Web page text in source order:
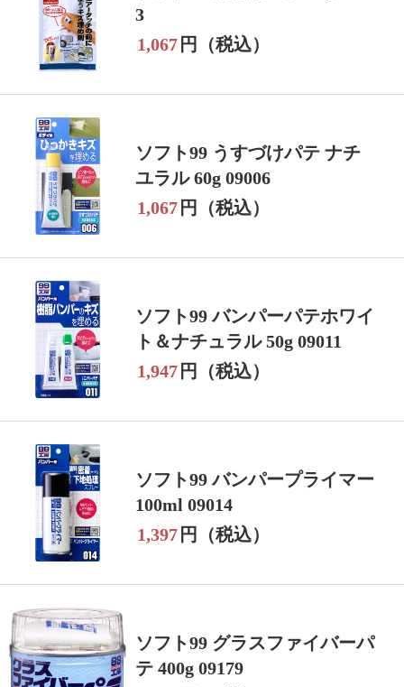
3
1,067 円（税込）
ソフト99 うすづけパテ ナチ
ユラル 60g 09006
1,067 円（税込）
ソフト99 バンパーパテホワイ
ト＆ナチュラル 50g 09011
1,947 円（税込）
ソフト99 バンパープライマー
100ml 09014
1,397 円（税込）
ソフト99 グラスファイバーパ
テ 400g 09179